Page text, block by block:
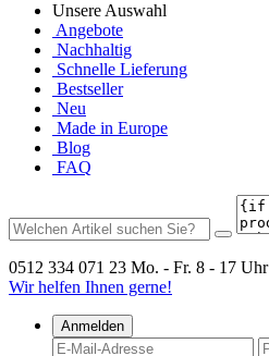
Unsere Auswahl
Angebote
Nachhaltig
Schnelle Lieferung
Bestseller
Neu
Made in Europe
Blog
FAQ
0512 334 071 23 Mo. - Fr. 8 - 17 Uhr
Wir helfen Ihnen gerne!
Anmelden